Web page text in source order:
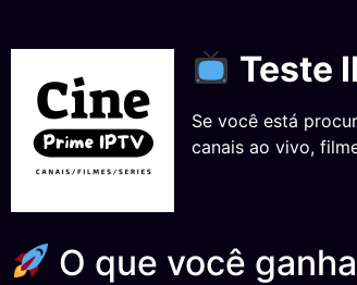
Teste
Se você está
canais ao vivo,
O que você